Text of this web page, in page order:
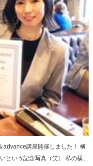
advance講座開催しました！ 横
という記念写真（笑） 私の横、